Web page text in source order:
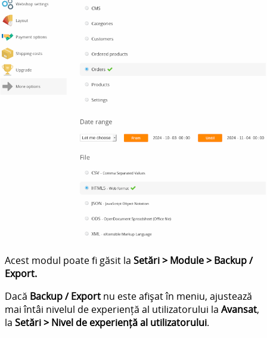
Acest modul poate fi găsit la Setări > Module > Backup /
Export.
Dacă Backup / Export nu este afișat în meniu, ajustează
mai întâi nivelul de experiență al utilizatorului la Avansat,
la Setări > Nivel de experiență al utilizatorului.